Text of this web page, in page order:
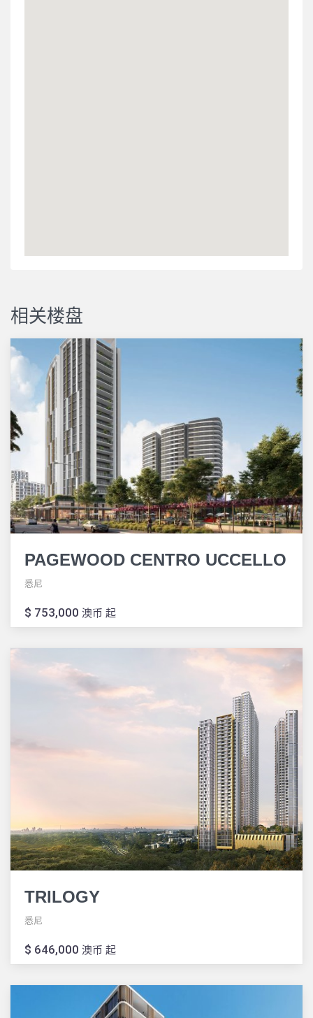
相关楼盘
PAGEWOOD CENTRO UCCELLO
悉尼
$ 753,000 澳币 起
TRILOGY
悉尼
$ 646,000 澳币 起